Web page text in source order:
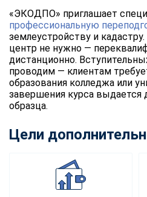
«ЭКОДПО» приглашает
профессиональную
землеустройству и
центр не нужно —
дистанционно.
проводим — клиентам
образования колледжа или
завершения курса выдается
образца.
Цели